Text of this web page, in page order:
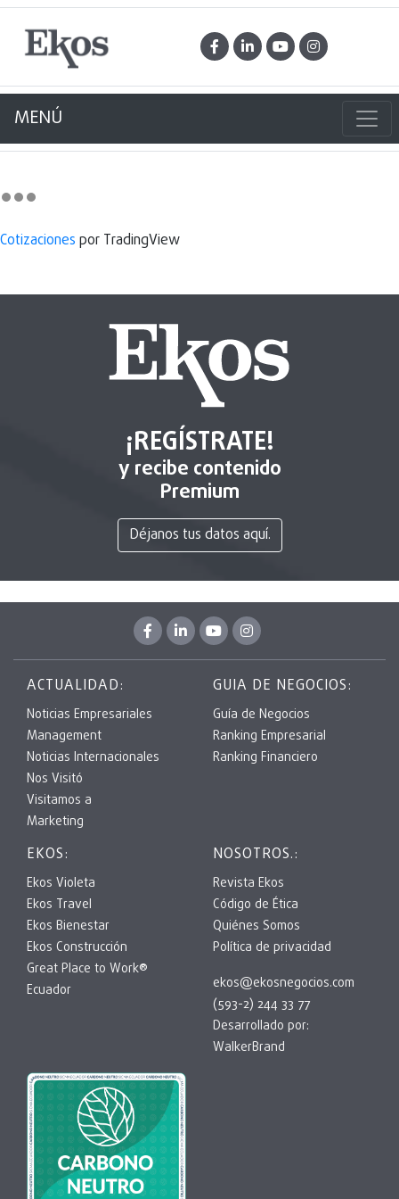
MENÚ
Cotizaciones por TradingView
¡REGÍSTRATE!
y recibe contenido
Premium
Déjanos tus datos aquí.
ACTUALIDAD:
Noticias Empresariales
Management
Noticias Internacionales
Nos Visitó
Visitamos a
Marketing
GUIA DE NEGOCIOS:
Guía de Negocios
Ranking Empresarial
Ranking Financiero
EKOS:
Ekos Violeta
Ekos Travel
Ekos Bienestar
Ekos Construcción
Great Place to Work®
Ecuador
NOSOTROS.:
Revista Ekos
Código de Ética
Quiénes Somos
Política de privacidad
ekos@ekosnegocios.com
(593-2) 244 33 77
Desarrollado por:
WalkerBrand